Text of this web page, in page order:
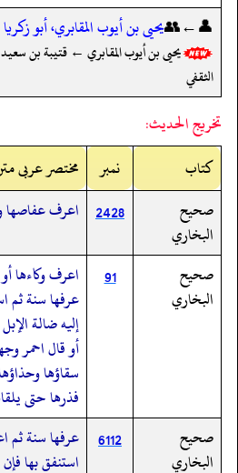
👤←👥يحيى بن أيوب المقابري، أبو زكريا
يحيى بن أيوب المقابري ← قتيبة بن سعيد
الثقفي
تخريج الحديث:
کتاب
نمبر
مختصر عربی
صحيح
البخاري
2428 اعرف عفاصها
صحيح
البخاري
91
اعرف وكاءها
عرفها سنة ثم
إليه ضالة
أو قال احمر
سقاؤها
فذرها حتى
صحيح
البخاري
6112
عرفها سنة ثم
استنفق بها